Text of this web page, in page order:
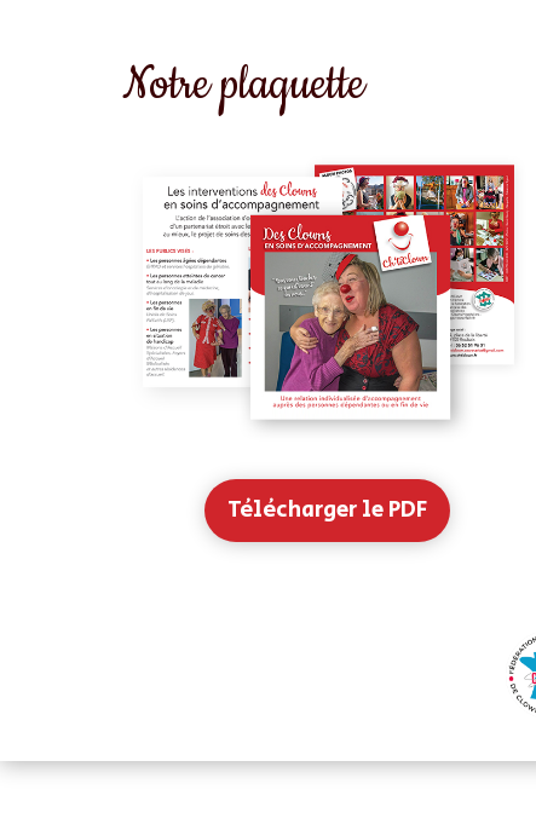
Notre plaquette
Télécharger le PDF